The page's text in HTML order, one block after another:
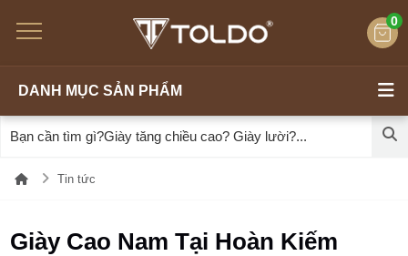
0
DANH MỤC SẢN PHẨM
Tin tức
Giày Cao Nam Tại Hoàn Kiếm